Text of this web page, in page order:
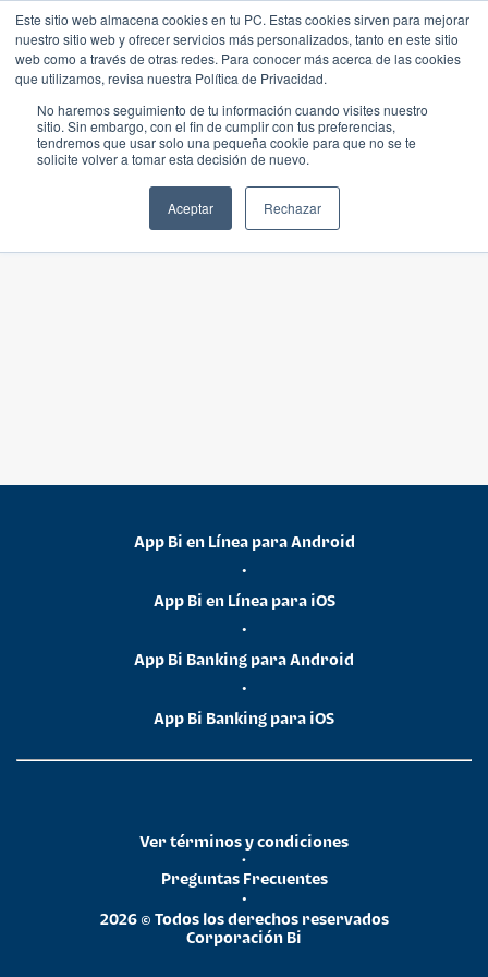
Este sitio web almacena cookies en tu PC. Estas cookies sirven para mejorar
nuestro sitio web y ofrecer servicios más personalizados, tanto en este sitio
web como a través de otras redes. Para conocer más acerca de las cookies
que utilizamos, revisa nuestra Política de Privacidad.
No haremos seguimiento de tu información cuando visites nuestro
sitio. Sin embargo, con el fin de cumplir con tus preferencias,
tendremos que usar solo una pequeña cookie para que no se te
solicite volver a tomar esta decisión de nuevo.
Aceptar Rechazar
App Bi en Línea para Android
•
App Bi en Línea para iOS
•
App Bi Banking para Android
•
App Bi Banking para iOS
2026 © Todos los derechos reservados
Corporación Bi
•
Preguntas Frecuentes
•
Ver términos y condiciones